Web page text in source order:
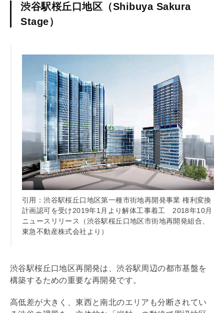
渋谷駅桜丘口地区（Shibuya Sakura
Stage）
引用：渋谷駅桜丘口地区第一種市街地再開発事業 権利変換
計画認可を受け2019年1月より解体工事着工 2018年10月
ニュースリリース（渋谷駅桜丘口地区市街地再開発組合、
東急不動産株式会社より）
渋谷駅桜丘口地区再開発は、渋谷駅周辺の都市基盤を
構築するための重要な再開発です。
高低差が大きく、東西と南北のエリアも分断されてい